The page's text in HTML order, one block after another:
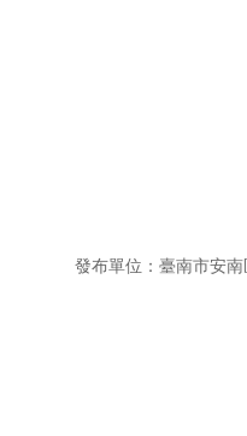
發布單位：臺南市安